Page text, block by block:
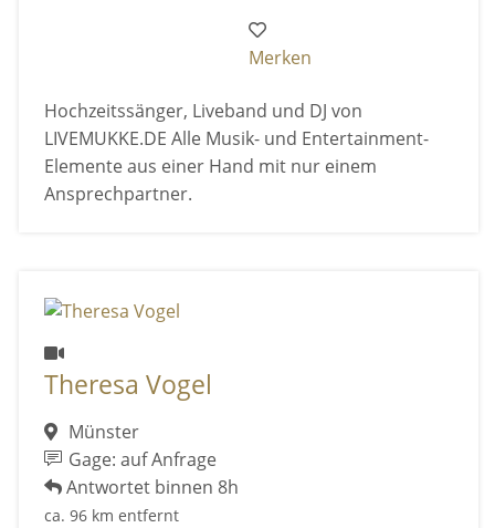
Merken
Hochzeitssänger, Liveband und DJ von
LIVEMUKKE.DE Alle Musik- und Entertainment-
Elemente aus einer Hand mit nur einem
Ansprechpartner.
Theresa Vogel
Münster
Gage: auf Anfrage
Antwortet binnen 8h
ca. 96 km entfernt